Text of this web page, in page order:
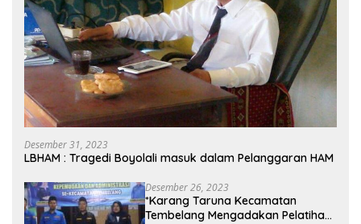
Desember 31, 2023
LBHAM : Tragedi Boyolali masuk dalam Pelanggaran HAM
Desember 26, 2023
*Karang Taruna Kecamatan
Tembelang Mengadakan Pelatihan